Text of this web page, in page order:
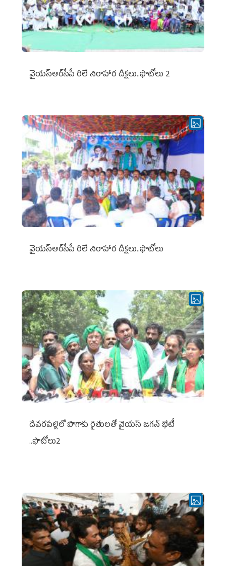
వైయ‌స్ఆర్‌సీపీ రిలే నిరాహార దీక్షలు..ఫొటోలు 2
వైయ‌స్ఆర్‌సీపీ రిలే నిరాహార దీక్షలు..ఫొటోలు
దేవరపల్లిలో పొగాకు రైతులతో వైయస్ జగన్ భేటీ
..ఫొటోలు2